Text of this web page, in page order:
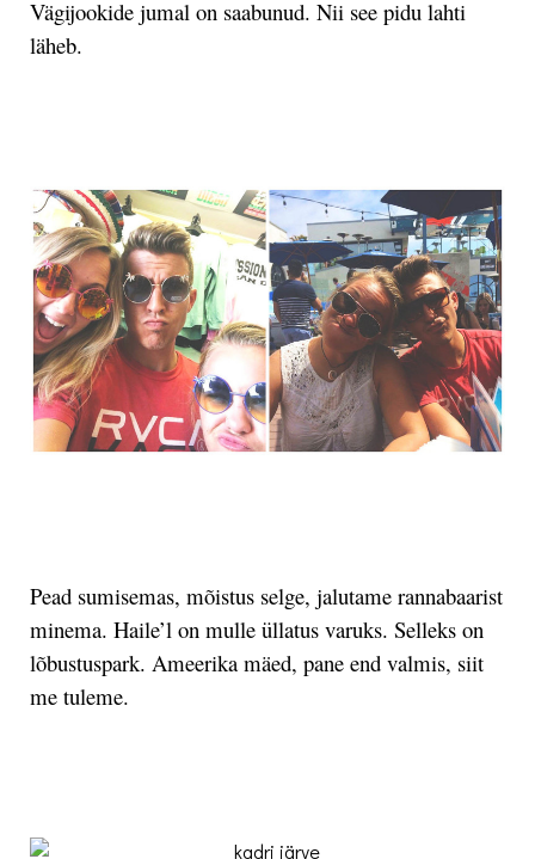
Vägijookide jumal on saabunud. Nii see pidu lahti
läheb.
Pead sumisemas, mõistus selge, jalutame rannabaarist
minema. Haile’l on mulle üllatus varuks. Selleks on
lõbustuspark. Ameerika mäed, pane end valmis, siit
me tuleme.